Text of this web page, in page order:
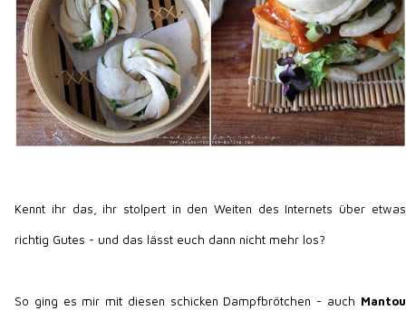
Kennt ihr das, ihr stolpert in den Weiten des Internets über etwas
richtig Gutes - und das lässt euch dann nicht mehr los?
So ging es mir mit diesen schicken Dampfbrötchen - auch Mantou